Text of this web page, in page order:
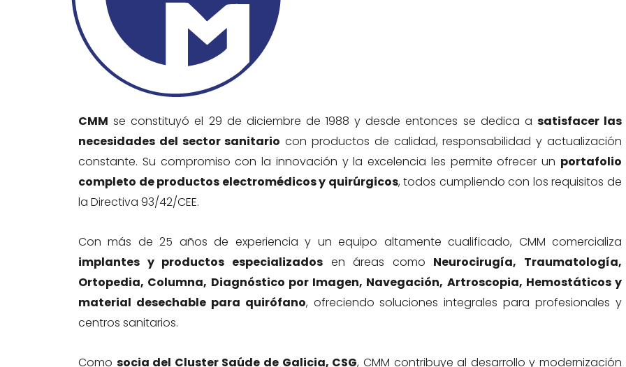
CMM se constituyó el 29 de diciembre de 1988 y desde entonces se dedica a satisfacer las
necesidades del sector sanitario con productos de calidad, responsabilidad y actualización
constante. Su compromiso con la innovación y la excelencia les permite ofrecer un portafolio
completo de productos electromédicos y quirúrgicos, todos cumpliendo con los requisitos de
la Directiva 93/42/CEE.
Con más de 25 años de experiencia y un equipo altamente cualificado, CMM comercializa
implantes y productos especializadosen áreas como Neurocirugía, Traumatología,
Ortopedia, Columna, Diagnóstico por Imagen, Navegación, Artroscopia, Hemostáticos y
material desechable para quirófano, ofreciendo soluciones integrales para profesionales y
centros sanitarios.
Como socia del Cluster Saúde de Galicia, CSG, CMM contribuye al desarrollo y modernización